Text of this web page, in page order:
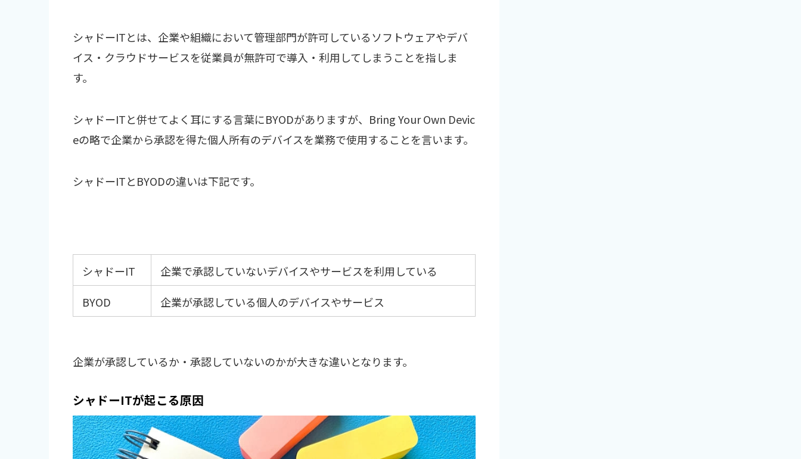
シャドーITとは、企業や組織において管理部門が許可しているソフトウェアやデバ
イス・クラウドサービスを従業員が無許可で導入・利用してしまうことを指しま
す。
シャドーITと併せてよく耳にする言葉にBYODがありますが、Bring Your Own Devic
eの略で企業から承認を得た個人所有のデバイスを業務で使用することを言います。
シャドーITとBYODの違いは下記です。
シャドーIT
企業で承認していないデバイスやサービスを利用している
BYOD
企業が承認している個人のデバイスやサービス
企業が承認しているか・承認していないのかが大きな違いとなります。
シャドーITが起こる原因